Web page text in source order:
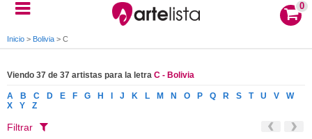
0
Inicio > Bolivia > C
Viendo 37 de 37 artistas para la letra C - Bolivia
A B C D E F G H J K L M N O P Q R S T U V
W
X
Y Z
Filtrar